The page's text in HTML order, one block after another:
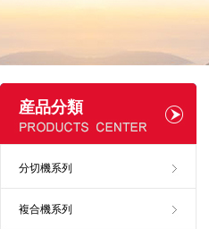
産品分類
分切機系列
複合機系列